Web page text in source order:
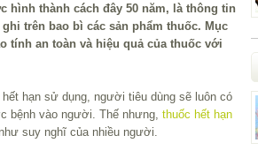
hình thành cách đây 50 năm, là thông tin
trên bao bì các sản phẩm thuốc. Mục
tính an toàn và hiệu quả của thuốc với
hạn sử dụng, người tiêu dùng sẽ luôn có
bệnh vào người. Thế nhưng, thuốc hết hạn
như suy nghĩ của nhiều người.